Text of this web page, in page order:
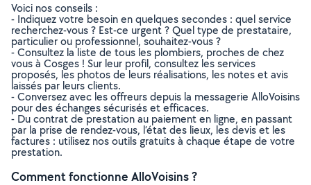
Voici nos conseils :
- Indiquez votre besoin en quelques secondes : quel service
recherchez-vous ? Est-ce urgent ? Quel type de prestataire,
particulier ou professionnel, souhaitez-vous ?
- Consultez la liste de tous les plombiers, proches de chez
vous à Cosges ! Sur leur profil, consultez les services
proposés, les photos de leurs réalisations, les notes et avis
laissés par leurs clients.
- Conversez avec les offreurs depuis la messagerie AlloVoisins
pour des échanges sécurisés et efficaces.
- Du contrat de prestation au paiement en ligne, en passant
par la prise de rendez-vous, l’état des lieux, les devis et les
factures : utilisez nos outils gratuits à chaque étape de votre
prestation.
Comment fonctionne AlloVoisins ?